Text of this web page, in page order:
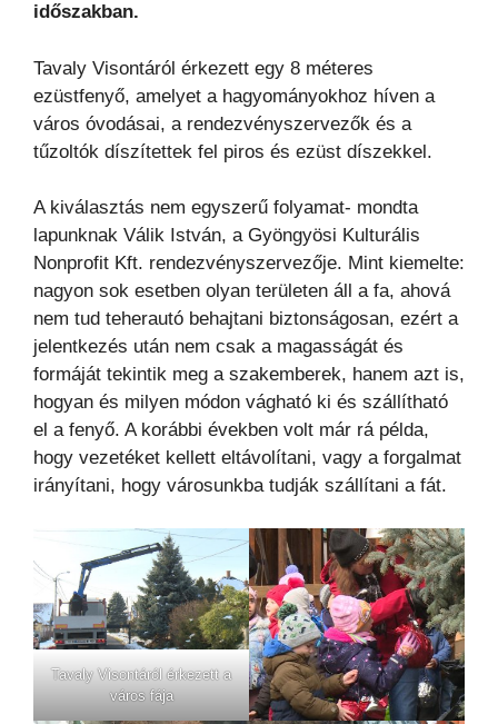
időszakban.
Tavaly Visontáról érkezett egy 8 méteres
ezüstfenyő, amelyet a hagyományokhoz híven a
város óvodásai, a rendezvényszervezők és a
tűzoltók díszítettek fel piros és ezüst díszekkel.
A kiválasztás nem egyszerű folyamat- mondta
lapunknak Válik István, a Gyöngyösi Kulturális
Nonprofit Kft. rendezvényszervezője. Mint kiemelte:
nagyon sok esetben olyan területen áll a fa, ahová
nem tud teherautó behajtani biztonságosan, ezért a
jelentkezés után nem csak a magasságát és
formáját tekintik meg a szakemberek, hanem azt is,
hogyan és milyen módon vágható ki és szállítható
el a fenyő. A korábbi években volt már rá példa,
hogy vezetéket kellett eltávolítani, vagy a forgalmat
irányítani, hogy városunkba tudják szállítani a fát.
Tavaly Visontáról érkezett a
város fája